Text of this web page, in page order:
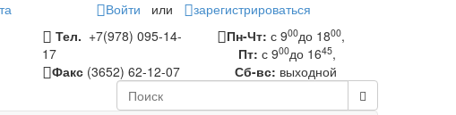
Войти или
зарегистрироваться
Тел. +7(978) 095-14-
17
Факс (3652) 62-12-07
Пн-Чт: с 900до 1800,
Пт: с 900до 1645,
Сб-вс: выходной